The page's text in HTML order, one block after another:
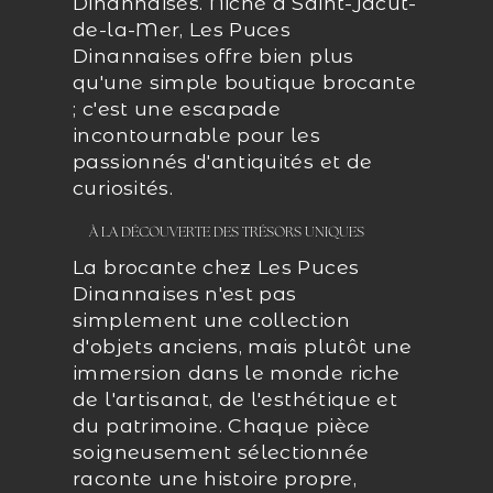
de-la-Mer, Les Puces
Dinannaises offre bien plus
qu'une simple boutique brocante
; c'est une escapade
incontournable pour les
passionnés d'antiquités et de
curiosités.
À LA DÉCOUVERTE DES TRÉSORS UNIQUES
La brocante chez Les Puces
Dinannaises n'est pas
simplement une collection
d'objets anciens, mais plutôt une
immersion dans le monde riche
de l'artisanat, de l'esthétique et
du patrimoine. Chaque pièce
soigneusement sélectionnée
raconte une histoire propre,